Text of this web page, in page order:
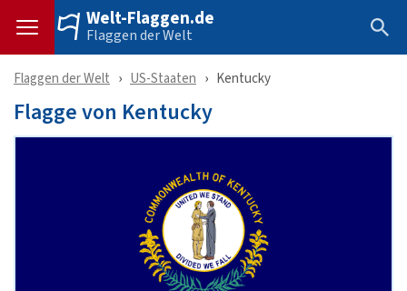
Welt-Flaggen.de
Flaggen der Welt
Flaggen der Welt US-Staaten Kentucky
Flagge von Kentucky